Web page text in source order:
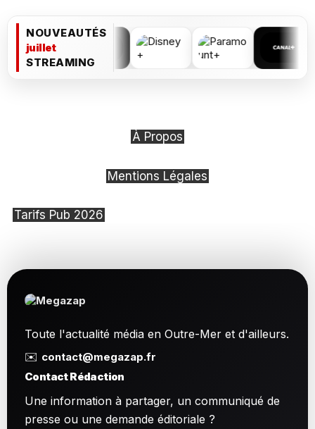
NOUVEAUTÉS
juillet
STREAMING
À Propos
Mentions Légales
Tarifs Pub 2026
Toute l'actualité média en Outre-Mer et d'ailleurs.
✉️ contact@megazap.fr
Contact Rédaction
Une information à partager, un communiqué de
presse ou une demande éditoriale ?